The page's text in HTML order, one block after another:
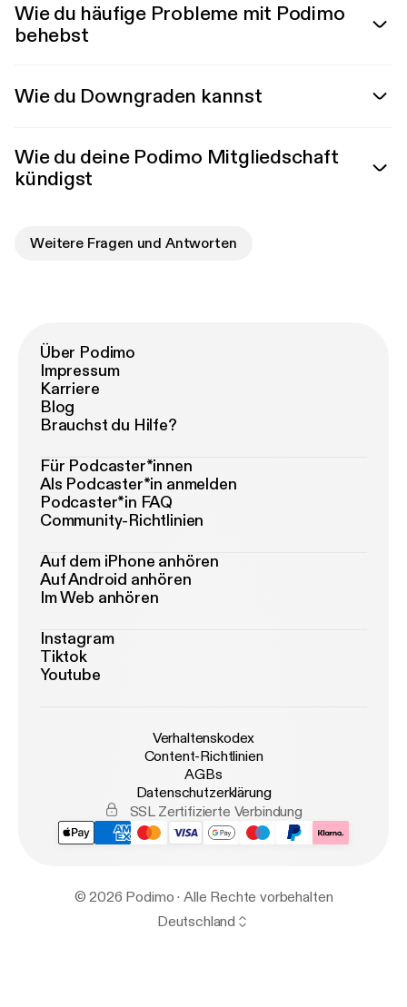
Wie du häufige Probleme mit Podimo
behebst
Wie du Downgraden kannst
Wie du deine Podimo Mitgliedschaft
kündigst
Weitere Fragen und Antworten
Über Podimo
Impressum
Karriere
Blog
Brauchst du Hilfe?
Für Podcaster*innen
Als Podcaster*in anmelden
Podcaster*in FAQ
Community-Richtlinien
Auf dem iPhone anhören
Auf Android anhören
Im Web anhören
Instagram
Tiktok
Youtube
Verhaltenskodex
Content-Richtlinien
AGBs
Datenschutzerklärung
SSL Zertifizierte Verbindung
© 2026 Podimo · Alle Rechte vorbehalten
Deutschland